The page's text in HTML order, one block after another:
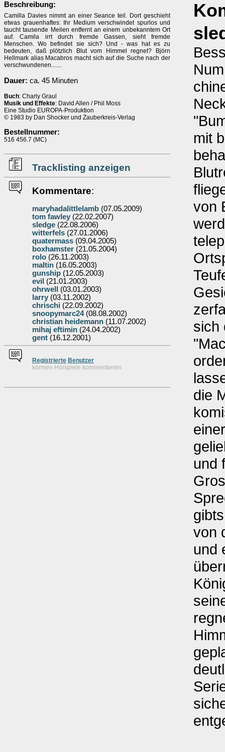
Beschreibung:
Camilla Davies nimmt an einer Seance teil. Dort geschieht
etwas grauenhaftes: Ihr Medium verschwindet spurlos und
taucht tausende Meilen entfernt an einem unbekanntem Ort
auf. Camila irrt durch fremde Gassen, sieht fremde
Menschen. Wo befindet sie sich? Und - was hat es zu
bedeuten, daß plötzlich Blut vom Himmel regnet? Björn
Hellmark alias Macabros macht sich auf die Suche nach der
verschwundenen.......
Dauer: ca. 45 Minuten
Buch: Charly Graul
Musik und Effekte: David Allen / Phil Moss
Eine Studio EUROPA-Produktion
© 1983 by Dan Shocker und Zauberkreis-Verlag
Bestellnummer:
516 456.7 (MC)
Tracklisting anzeigen
Kommentare:
maryhadalittlelamb (07.05.2009)
tom fawley (22.02.2007)
sledge (22.08.2006)
witterfels (27.01.2006)
quatermass (09.04.2005)
boxhamster (21.05.2004)
rolo (26.11.2003)
maltin (16.05.2003)
gunship (12.05.2003)
evil (21.01.2003)
ohrwell
(03.01.2003)
larry (03.11.2002)
chrischi (22.09.2002)
snoopymarc24(08.08.2002)
christian heidemann (11.07.2002)
mihaj eftimin (24.04.2002)
gent (16.12.2001)
Registrierte Benutzer
können Hörspiele kommentieren
mit
von
sich
die
und
von
und